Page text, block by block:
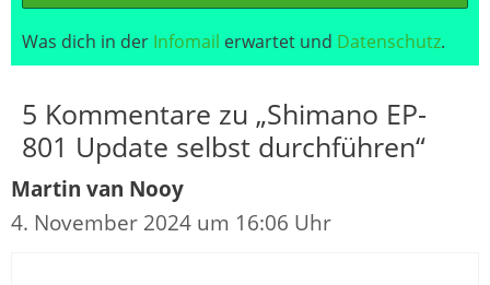
Was dich in der Infomail erwartet und Datenschutz.
5 Kommentare zu „Shimano EP-
801 Update selbst durchführen“
Martin van Nooy
4. November 2024 um 16:06 Uhr